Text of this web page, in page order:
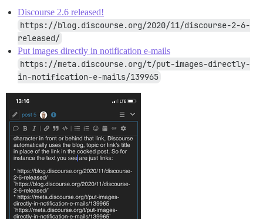
Discourse 2.6 released!
https://blog.discourse.org/2020/11/discourse-2-6-
released/
Put images directly in notification e-mails
https://meta.discourse.org/t/put-images-directly-
in-notification-e-mails/139965